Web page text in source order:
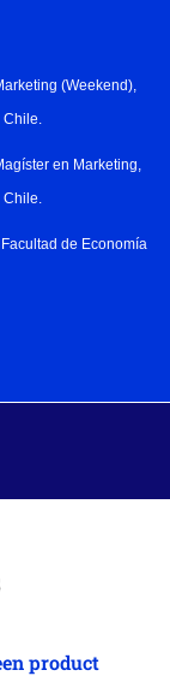
(Weekend),
en Marketing,
de Economía
Facultad de
(Ex)
product